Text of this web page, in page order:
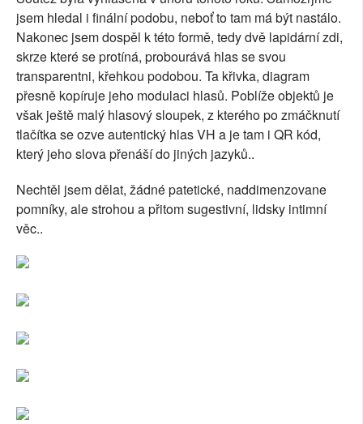
jsem hledal i finální podobu, neboť to tam má být nastálo.
Nakonec jsem dospěl k této formě, tedy dvě lapidární zdi,
skrze které se protíná, probourává hlas se svou
transparentni, křehkou podobou. Ta křivka, diagram
přesně kopíruje jeho modulaci hlasů. Poblíže objektů je
však ještě malý hlasový sloupek, z kterého po zmáčknutí
tlačítka se ozve autentický hlas VH a je tam i QR kód,
který jeho slova přenáší do jiných jazyků..
Nechtěl jsem dělat, žádné patetické, naddimenzovane
pomníky, ale strohou a přitom sugestivní, lidsky intimní
věc..